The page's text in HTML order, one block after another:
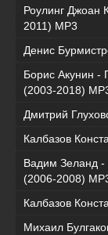
Роулинг Джоан
2011) MP3
Денис
Борис Акунин -
(2003-2018)
Дмитрий
Калбазов
Вадим Зеланд -
(2006-2008)
Калбазов
Михаил